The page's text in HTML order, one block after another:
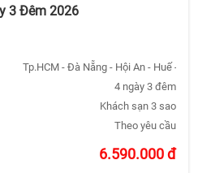
3 Đêm 2026
Tp.HCM - Đà Nẵng - Hội An - Huế -
4 ngày 3 đêm
Khách sạn 3 sao
Theo yêu cầu
6.590.000đ